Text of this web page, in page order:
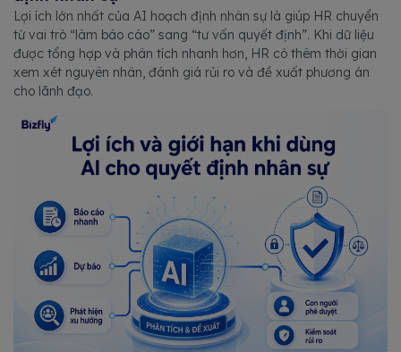
Lợi ích lớn nhất của AI hoạch định nhân sự là giúp HR chuyển
từ vai trò “làm báo cáo” sang “tư vấn quyết định”. Khi dữ liệu
được tổng hợp và phân tích nhanh hơn, HR có thêm thời gian
xem xét nguyên nhân, đánh giá rủi ro và đề xuất phương án
cho lãnh đạo.